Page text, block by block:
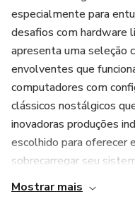
especialmente para
desafios com hardware
apresenta uma seleção
envolventes que
computadores com
clássicos nostálgicos
inovadoras produções
escolhido para oferecer
sobrecarregar seu
Mostrar mais